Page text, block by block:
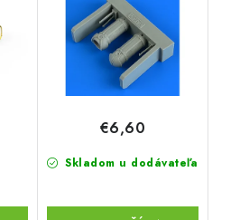
Skladom u dodávateľa
€6,60